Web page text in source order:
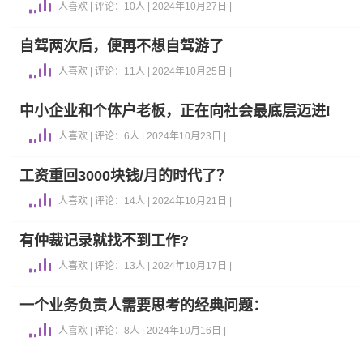
人喜欢 | 评论：10人 | 2024年10月27日 |
自驾两次后，便再不想自驾游了
人喜欢 | 评论：11人 | 2024年10月25日 |
中小企业和个体户老板，正在向社会最底层迈进!
人喜欢 | 评论：6人 | 2024年10月23日 |
工资重回3000块钱/月的时代了？
人喜欢 | 评论：14人 | 2024年10月21日 |
有仲裁记录就找不到工作?
人喜欢 | 评论：13人 | 2024年10月17日 |
一个业务负责人需要思考的经典问题：
人喜欢 | 评论：8人 | 2024年10月16日 |